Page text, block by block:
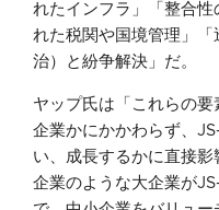
れたインフラ」「整合性
れた税関や国境管理」
治）と紛争解決」だ。
ヤップ氏は「これらの
企業かにかかわらず、
い、成長するかに直接
企業のような大企業が